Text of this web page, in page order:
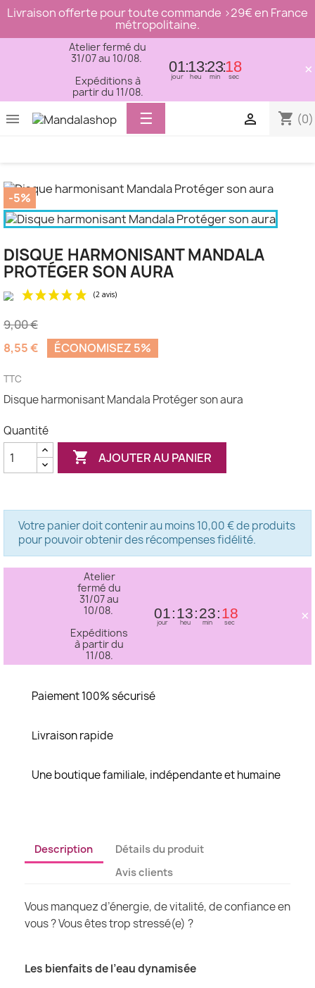
Livraison offerte pour toute commande >29€ en France
métropolitaine.
Atelier fermé du
31/07 au 10/08.
Expéditions à
partir du 11/08.
01
jour
13
heu
23
min
18
sec ×
 shopping_cart (0)

Basculer
la
☰
-5%
DISQUE HARMONISANT MANDALA
PROTÉGER SON AURA
(2 avis)
9,00 €
8,55 €
ÉCONOMISEZ 5%
TTC
Disque harmonisant Mandala Protéger son aura
Quantité
 AJOUTER AU PANIER
Votre panier doit contenir au moins 10,00 € de produits
pour pouvoir obtenir des récompenses fidélité.
Atelier
fermé du
31/07 au
10/08.
Expéditions
à partir du
11/08.
01
jour
13
heu
23
min
18
sec ×
Paiement 100% sécurisé
Livraison rapide
Une boutique familiale, indépendante et humaine
Description
Détails du produit
Avis clients
Vous manquez d’énergie, de vitalité, de confiance en
vous ? Vous êtes trop stressé(e) ?
Les bienfaits de l’eau dynamisée